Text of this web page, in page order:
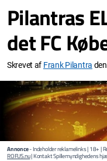
Pilantras
det FC
Skrevet af Frank Pilantra den
Annonce- Indeholder reklamelinks | 18+ |
ROFUS.nu| Kontakt Spillemyndighedens